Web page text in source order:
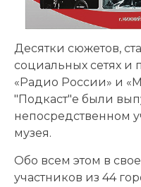
Десятки сюжетов,
социальных сетях и
«Радио России» и
"Подкаст"е были
непосредственном
музея.
Обо всем этом в
участников из 44